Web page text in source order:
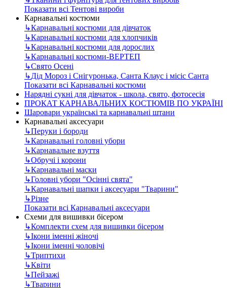
Показати всі Тентові вироби
Карнавальні костюми
↳Карнавальні костюми для дівчаток
↳Карнавальні костюми для хлопчиків
↳Карнавальні костюми для дорослих
↳Карнавальні костюми-ВЕРТЕП
↳Свято Осені
↳Дід Мороз і Снігуронька, Санта Клаус і місіс Санта
Показати всі Карнавальні костюми
Нарядні сукні для дівчаток - школа, свято, фотосесія
ПРОКАТ КАРНАВАЛЬНИХ КОСТЮМІВ ПО УКРАЇНІ
Шаровари українські та карнавальні штани
Карнавальні аксесуари
↳Перуки і бороди
↳Карнавальні головні убори
↳Карнавальне взуття
↳Обручі і корони
↳Карнавальні маски
↳Головні убори "Осінні свята"
↳Карнавальні шапки і аксесуари "Тварини"
↳Різне
Показати всі Карнавальні аксесуари
Схеми для вишивки бісером
↳Комплекти схем для вишивки бісером
↳Ікони іменні жіночі
↳Ікони іменні чоловічі
↳Триптихи
↳Квіти
↳Пейзажі
↳Тварини